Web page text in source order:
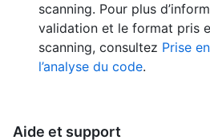
scanning. Pour plus
validation et le format pris
scanning, consultez Prise
l’analyse du code.
Aide et support